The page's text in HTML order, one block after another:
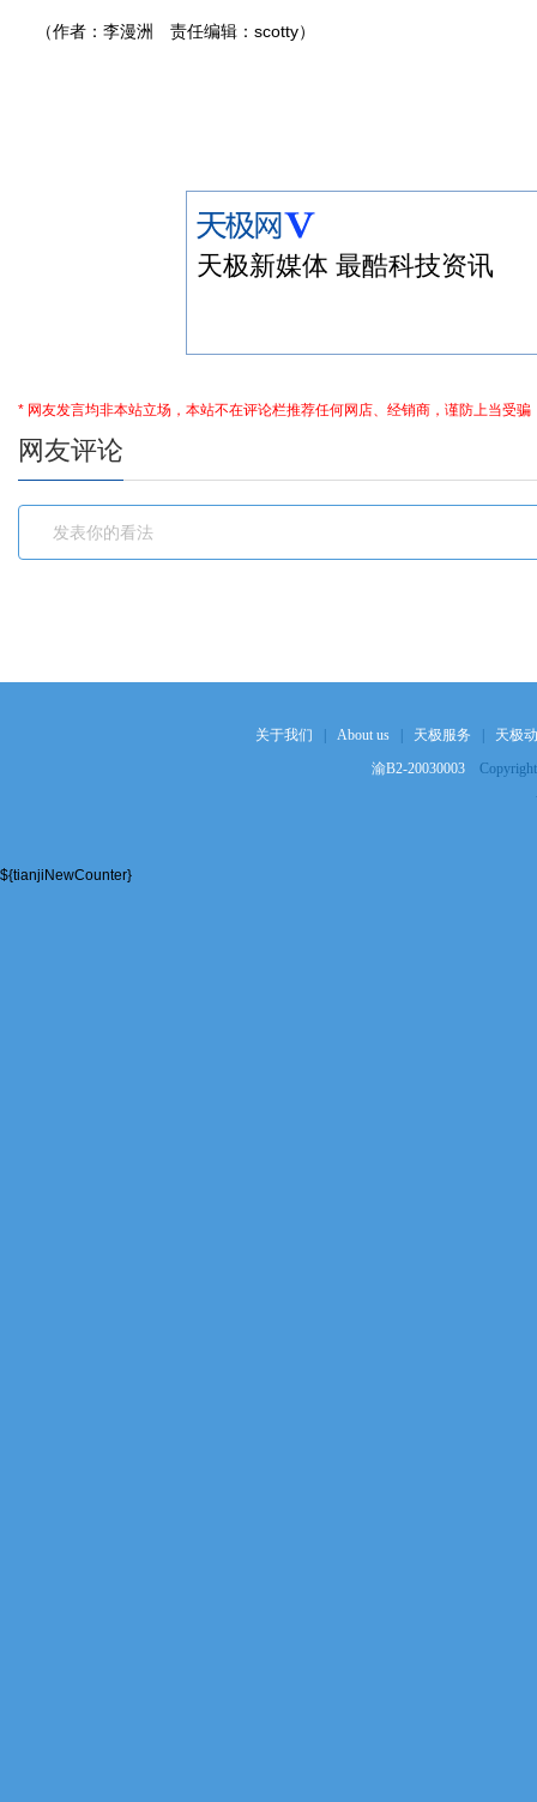
（作者：李漫洲 责任编辑：scotty）
天极新媒体 最酷科技资讯
* 网友发言均非本站立场，本站不在评论栏推荐任何网店、经销商，谨防上当受骗
网友评论
关于我们 About us 天极服务
天极
渝B2-20030003
${tianjiNewCounter}